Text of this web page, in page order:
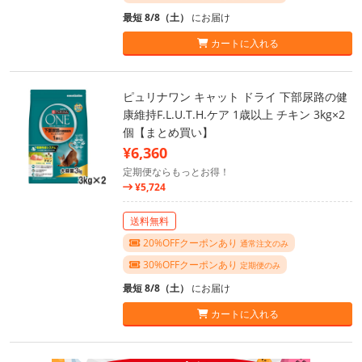
最短 8/8（土） にお届け
カートに入れる
ピュリナワン キャット ドライ 下部尿路の健
康維持F.L.U.T.H.ケア 1歳以上 チキン 3kg×2
個【まとめ買い】
¥6,360
定期便ならもっとお得！
¥5,724
送料無料
20%OFFクーポンあり 通常注文のみ
30%OFFクーポンあり 定期便のみ
最短 8/8（土） にお届け
カートに入れる